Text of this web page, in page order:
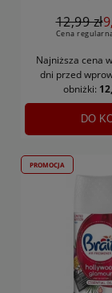
12,99 zł
Cena
Najniższa cena
dni przed
obniżki:
DO
PROMOCJA